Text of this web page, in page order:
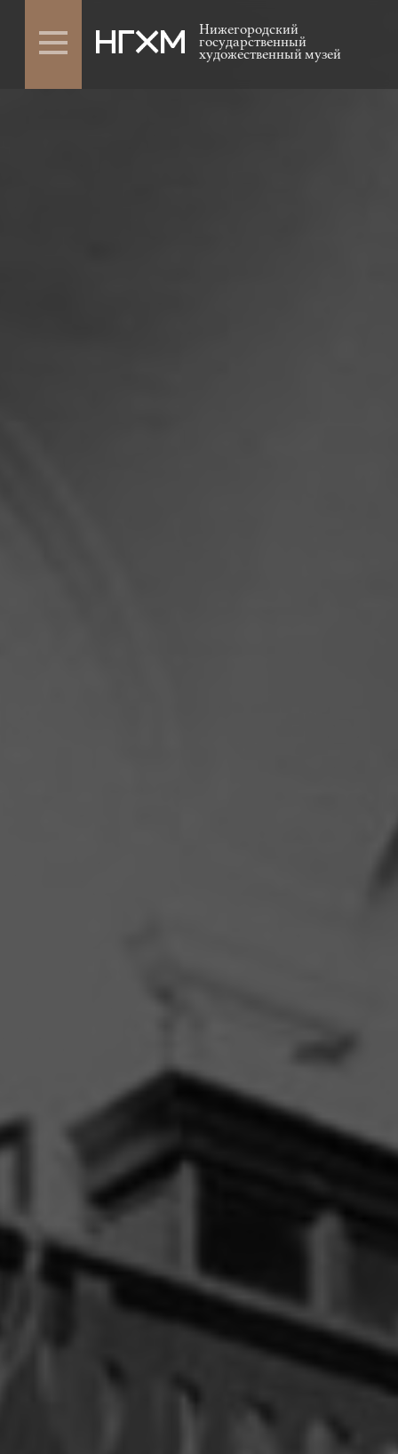
Нижегородский
государственный
художественный музей